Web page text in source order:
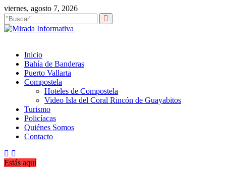
Saltar
al
contenido
viernes, agosto 7, 2026
Inicio
Bahía de Banderas
Puerto Vallarta
Compostela
Hoteles de Compostela
Video Isla del Coral Rincón de Guayabitos
Turismo
Policíacas
Quiénes Somos
Contacto
Estás aquí